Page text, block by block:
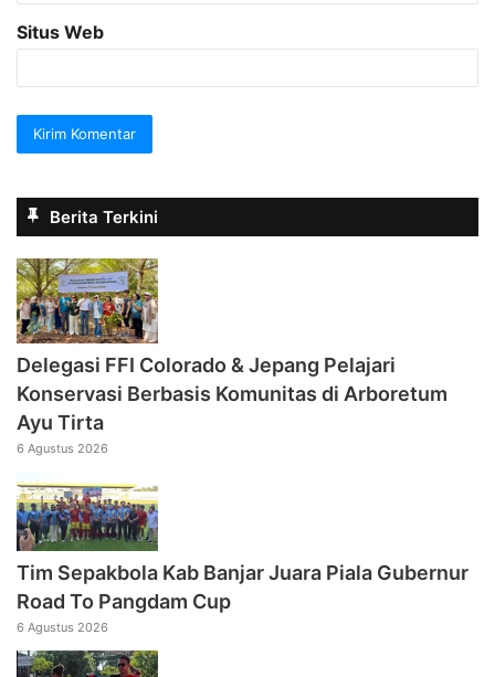
Situs Web
Berita Terkini
Delegasi FFI Colorado & Jepang Pelajari
Konservasi Berbasis Komunitas di Arboretum
Ayu Tirta
6 Agustus 2026
Tim Sepakbola Kab Banjar Juara Piala Gubernur
Road To Pangdam Cup
6 Agustus 2026